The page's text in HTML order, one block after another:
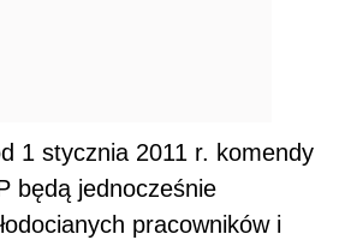
1 stycznia 2011 r. komendy
będą jednocześnie
pracowników i